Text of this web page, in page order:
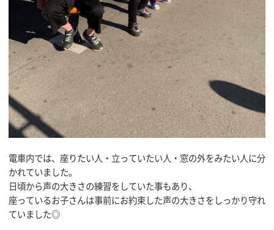
電車内では、座りたい人・立っていたい人・窓の外をみたい人に分
かれていました。
日頃から声の大きさの練習をしていた事もあり、
座っているお子さんは事前にお約束した声の大きさをしっかり守れ
ていました◎